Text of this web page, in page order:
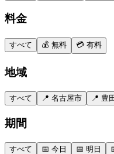
料金
すべて 💰 無料 💳 有料
地域
すべて 📍 名古屋市 📍 豊
期間
すべて 📅 今日 📅 明日